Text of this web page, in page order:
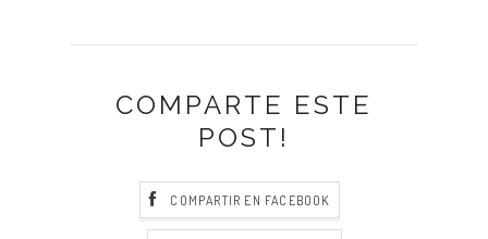
COMPARTE ESTE
POST!
COMPARTIR EN FACEBOOK